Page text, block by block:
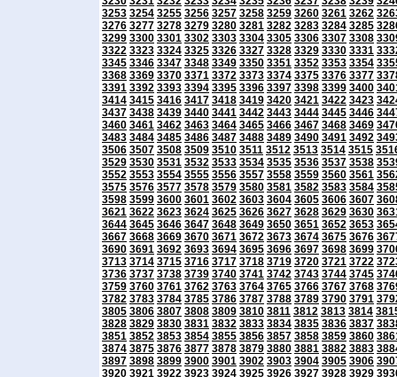
3253 3254 3255 3256 3257 3258 3259 3260 3261 3262
3276 3277 3278 3279 3280 3281 3282 3283 3284 3285
3299 3300 3301 3302 3303 3304 3305 3306 3307 3308
3322 3323 3324 3325 3326 3327 3328 3329 3330 3331
3345 3346 3347 3348 3349 3350 3351 3352 3353 3354
3368 3369 3370 3371 3372 3373 3374 3375 3376 3377
3391 3392 3393 3394 3395 3396 3397 3398 3399 3400
3414 3415 3416 3417 3418 3419 3420 3421 3422 3423
3437 3438 3439 3440 3441 3442 3443 3444 3445 3446
3460 3461 3462 3463 3464 3465 3466 3467 3468 3469
3483 3484 3485 3486 3487 3488 3489 3490 3491 3492
3506 3507 3508 3509 3510 3511 3512 3513 3514 3515
3529 3530 3531 3532 3533 3534 3535 3536 3537 3538
3552 3553 3554 3555 3556 3557 3558 3559 3560 3561
3575 3576 3577 3578 3579 3580 3581 3582 3583 3584
3598 3599 3600 3601 3602 3603 3604 3605 3606 3607
3621 3622 3623 3624 3625 3626 3627 3628 3629 3630
3644 3645 3646 3647 3648 3649 3650 3651 3652 3653
3667 3668 3669 3670 3671 3672 3673 3674 3675 3676
3690 3691 3692 3693 3694 3695 3696 3697 3698 3699
3713 3714 3715 3716 3717 3718 3719 3720 3721 3722
3736 3737 3738 3739 3740 3741 3742 3743 3744 3745
3759 3760 3761 3762 3763 3764 3765 3766 3767 3768
3782 3783 3784 3785 3786 3787 3788 3789 3790 3791
3805 3806 3807 3808 3809 3810 3811 3812 3813 3814
3828 3829 3830 3831 3832 3833 3834 3835 3836 3837
3851 3852 3853 3854 3855 3856 3857 3858 3859 3860
3874 3875 3876 3877 3878 3879 3880 3881 3882 3883
3897 3898 3899 3900 3901 3902 3903 3904 3905 3906
3920 3921 3922 3923 3924 3925 3926 3927 3928 3929